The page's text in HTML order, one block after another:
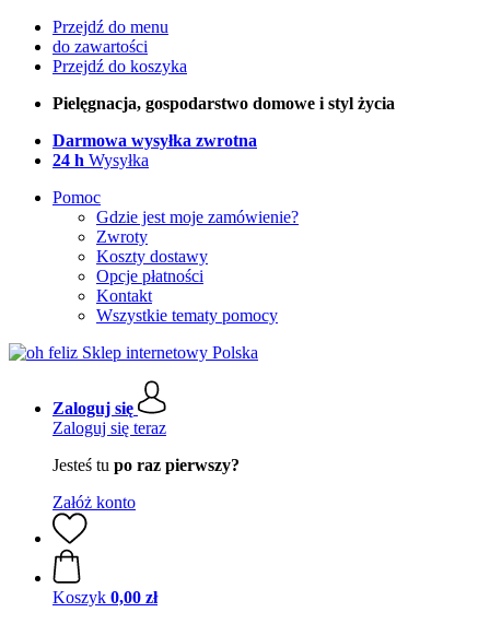
Przejdź do menu
do zawartości
Przejdź do koszyka
Pielęgnacja, gospodarstwo domowe i styl życia
Darmowa wysyłka zwrotna
24 h Wysyłka
Pomoc
Gdzie jest moje zamówienie?
Zwroty
Koszty dostawy
Opcje płatności
Kontakt
Wszystkie tematy pomocy
Zaloguj się
Zaloguj się teraz
Jesteś tu po raz pierwszy?
Załóż konto
Koszyk 0,00 zł